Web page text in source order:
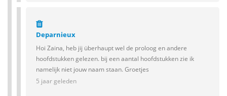
Deparnieux
Hoi Zaina, heb jij überhaupt wel de proloog en andere
hoofdstukken gelezen. bij een aantal hoofdstukken zie ik
namelijk niet jouw naam staan. Groetjes
5 jaar geleden